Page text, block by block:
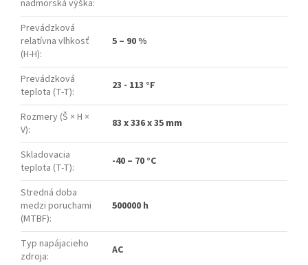
nadmorská výška:
Prevádzková
relatívna vlhkosť
(H-H):
5 – 90 %
Prevádzková
teplota (T-T): 23 - 113 °F
Rozmery (Š × H ×
V): 83 x 336 x 35 mm
Skladovacia
teplota (T-T): -40 – 70 °C
Stredná doba
medzi poruchami
(MTBF):
500000 h
Typ napájacieho
zdroja: AC